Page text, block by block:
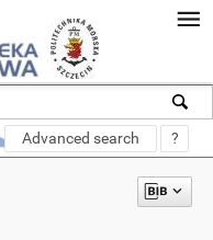
Advanced search ?